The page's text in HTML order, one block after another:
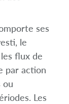
ses
le
flux de
par action
ou
Les